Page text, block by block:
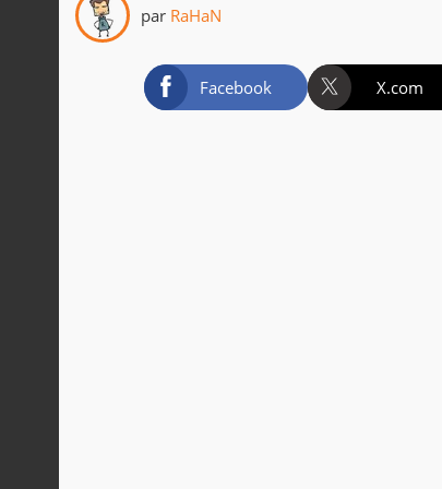
par RaHaN
Facebook X.com